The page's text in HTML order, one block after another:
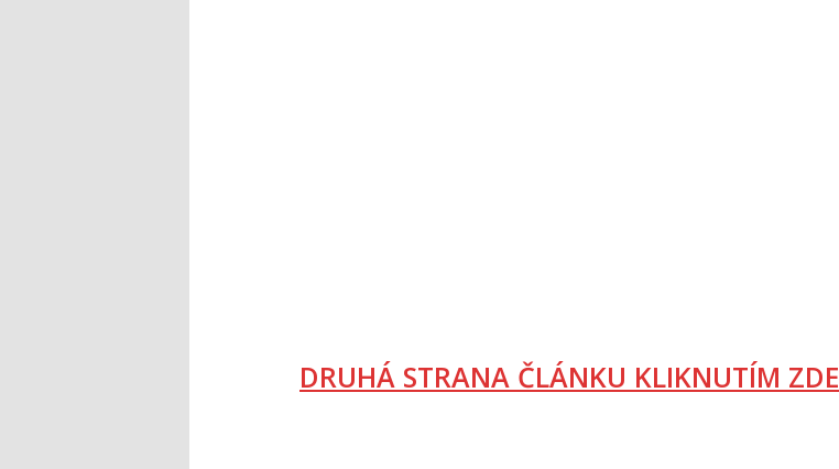
DRUHÁ STRANA ČLÁNKU KLIKNUTÍM ZDE